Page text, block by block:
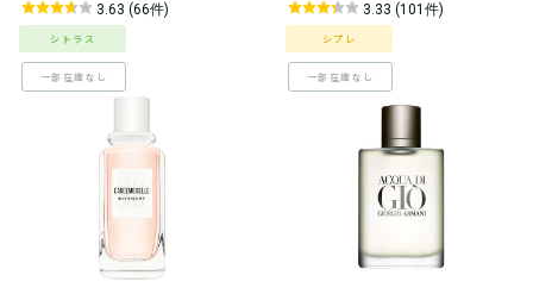
3.63 (66件)
シトラス
一部在庫なし
3.33 (101件)
シプレ
一部在庫なし